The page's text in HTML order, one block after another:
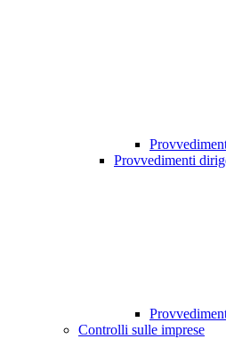
Provvedimenti
Controlli sulle imprese